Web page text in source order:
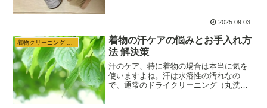
2025.09.03
着物の汗ケアの悩みとお手入れ方
法 解決策
汗のケア、特に着物の場合は本当に気を
使いますよね。汗は水溶性の汚れなの
で、通常のドライクリーニング（丸洗